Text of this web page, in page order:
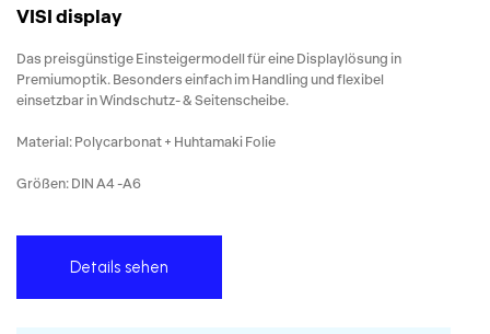
VISI display
Das preisgünstige Einsteigermodell für eine Displaylösung in
Premiumoptik. Besonders einfach im Handling und flexibel
einsetzbar in Windschutz- & Seitenscheibe.
Material: Polycarbonat + Huhtamaki Folie
Größen: DIN A4 -A6
Details sehen